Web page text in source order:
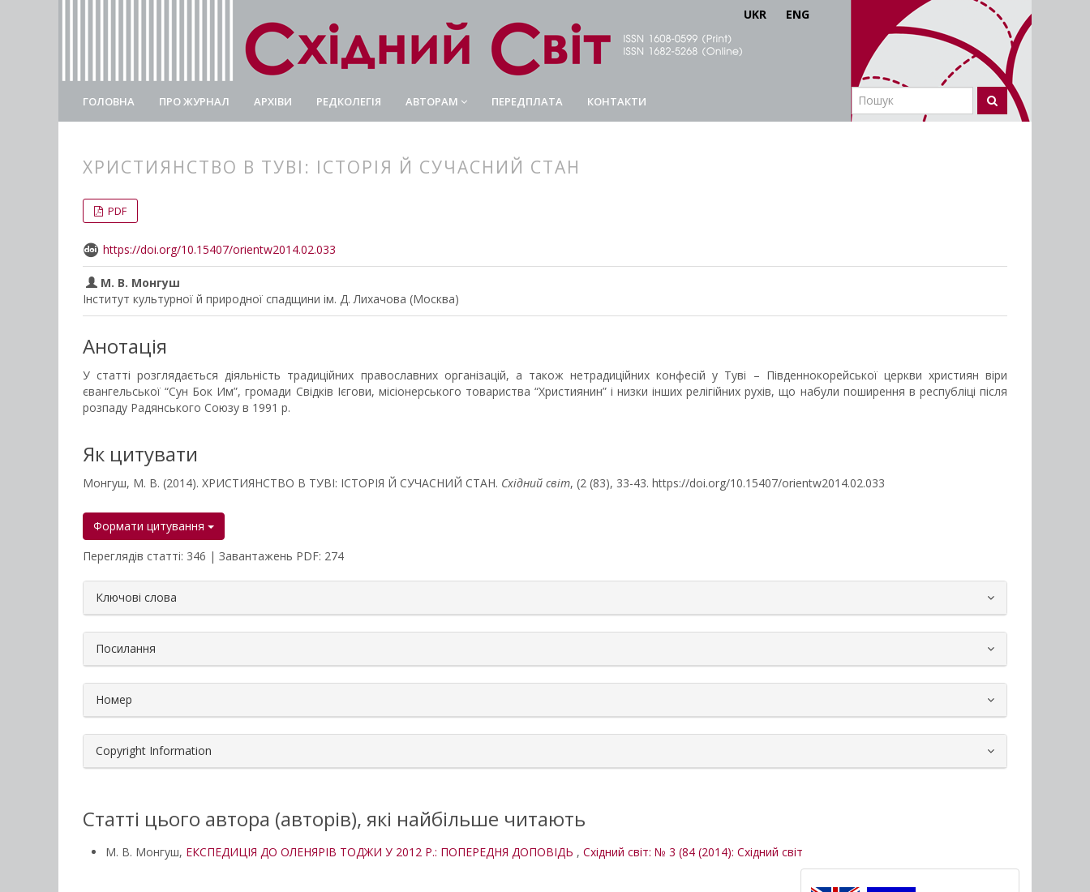
UKR ENG
ГОЛОВНА ПРО ЖУРНАЛ АРХІВИ РЕДКОЛЕГІЯ АВТОРАМ ПЕРЕДПЛАТА КОНТАКТИ
ХРИСТИЯНСТВО В ТУВІ: ІСТОРІЯ Й СУЧАСНИЙ СТАН
##plugins.themes.bootstrap3.article.main##
##plugins.themes.bootstrap3.article.sidebar##
PDF
https://doi.org/10.15407/orientw2014.02.033
М. В. Монгуш
Інститут культурної й природної спадщини ім. Д. Лихачова (Москва)
Анотація
У статті розглядається діяльність традиційних православних організацій, а також нетрадиційних конфесій у Туві – Південнокорейської церкви християн віри
євангельської “Сун Бок Им”, громади Свідків Ієгови, місіонерського товариства “Християнин” і низки інших релігійних рухів, що набули поширення в республіці після
розпаду Радянського Союзу в 1991 р.
Як цитувати
Монгуш, М. В. (2014). ХРИСТИЯНСТВО В ТУВІ: ІСТОРІЯ Й СУЧАСНИЙ СТАН. Східний світ, (2 (83), 33-43. https://doi.org/10.15407/orientw2014.02.033
Формати цитування
Переглядів статті: 346 | Завантажень PDF: 274
##plugins.themes.bootstrap3.article.details##
Ключові слова
Посилання
Номер
Copyright Information
Статті цього автора (авторів), які найбільше читають
М. В. Монгуш, ЕКСПЕДИЦІЯ ДО ОЛЕНЯРІВ ТОДЖИ У 2012 Р.: ПОПЕРЕДНЯ ДОПОВІДЬ , Східний світ: № 3 (84 (2014): Східний світ